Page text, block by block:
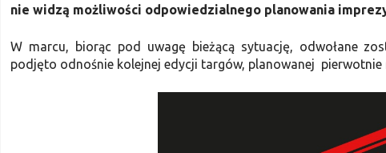
nie widzą możliwości odpowiedzialnego planowania
W marcu, biorąc pod uwagę bieżącą sytuację, odwołane
podjęto odnośnie kolejnej edycji targów, planowanej pierwotnie